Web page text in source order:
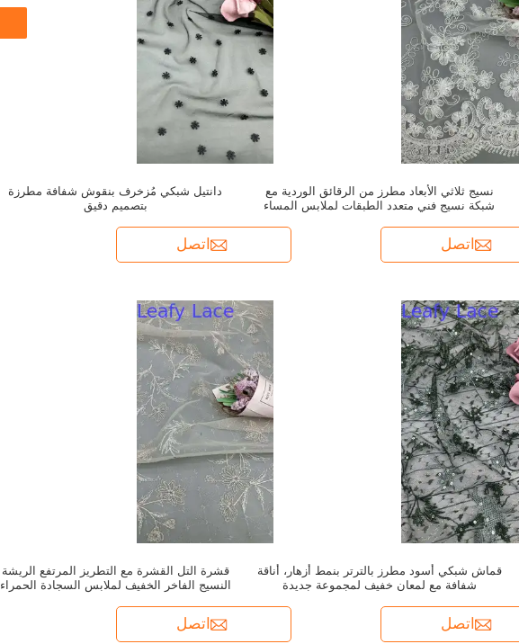
دانتيل شبكي مُزخرف بنقوش شفافة مطرزة
بتصميم دقيق
اتصل
نسيج ثلاثي الأبعاد مطرز من الرقائق الوردية مع
شبكة نسيج فني متعدد الطبقات لملابس المساء
اتصل
قشرة التل القشرة مع التطريز المرتفع الريشة
النسيج الفاخر الخفيف لملابس السجادة الحمراء
اتصل
قماش شبكي أسود مطرز بالترتر بنمط أزهار، أناقة
شفافة مع لمعان خفيف لمجموعة جديدة
اتصل